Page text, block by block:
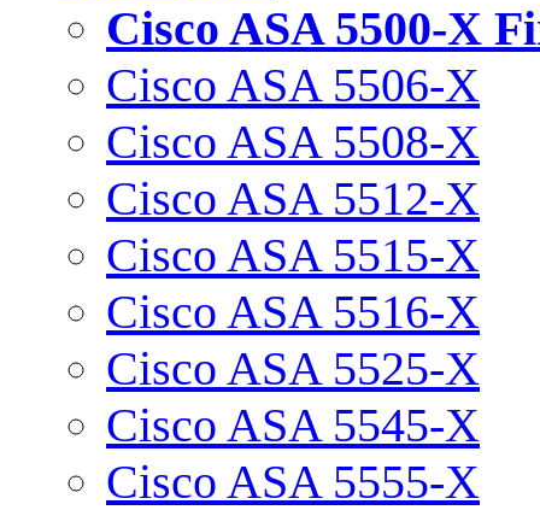
Cisco ASA 5500-X
Cisco ASA 5506-X
Cisco ASA 5508-X
Cisco ASA 5512-X
Cisco ASA 5515-X
Cisco ASA 5516-X
Cisco ASA 5525-X
Cisco ASA 5545-X
Cisco ASA 5555-X